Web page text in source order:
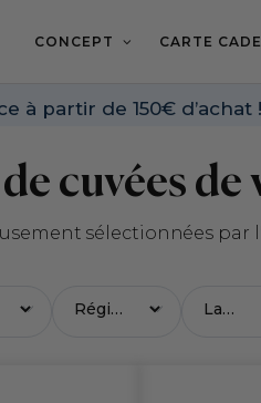
CONCEPT CARTE
à partir de 150€ d’achat !
cuvées de
sélectionnées par